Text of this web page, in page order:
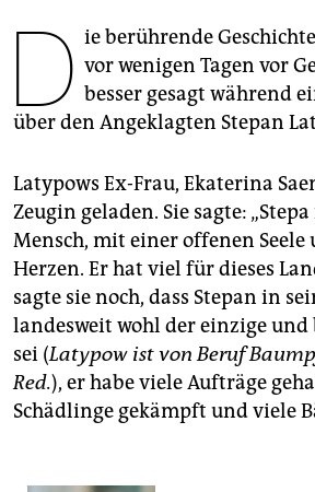
unterstützen
genossenschaft
epaper login
D ie berührende
vor wenigen Tagen vor
besser gesagt während
über den Angeklagten Stepan
Latypows Ex-Frau, Ekaterina
Zeugin geladen. Sie sagte:
Mensch, mit einer offenen
Herzen. Er hat viel für dieses
sagte sie noch, dass Stepan in
landesweit wohl der einzige und
sei (Latypow ist von Beruf
Red.), er habe viele Aufträge
Schädlinge gekämpft und viele